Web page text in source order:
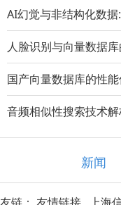
AI幻觉与非结构化数
人脸识别与向量数据
国产向量数据库的性能
音频相似性搜索技术
新闻